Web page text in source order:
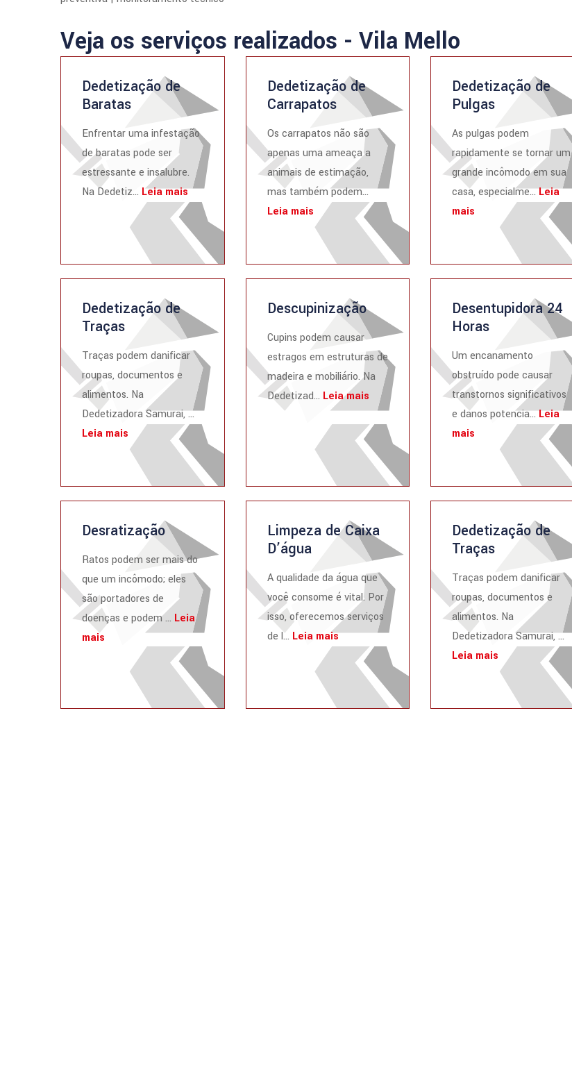
Veja os serviços realizados - Vila Mello
Dedetização de
Baratas
Enfrentar uma infestação
de baratas pode ser
estressante e insalubre.
Na Dedetiz... Leia mais
Dedetização de
Carrapatos
Os carrapatos não são
apenas uma ameaça a
animais de estimação,
mas também podem...
Leia mais
Dedetização de
Pulgas
As pulgas podem
rapidamente se tornar um
grande incômodo em sua
casa, especialme...Leia
mais
Dedetização de
Traças
Traças podem danificar
roupas, documentos e
alimentos. Na
Dedetizadora Samurai, ...
Leia mais
Descupinização
Cupins podem causar
estragos em estruturas de
madeira e mobiliário. Na
Dedetizad... Leia mais
Desentupidora 24
Horas
Um encanamento
obstruído pode causar
transtornos significativos
e danos potencia...Leia
mais
Desratização
Ratos podem ser mais do
que um incômodo; eles
são portadores de
doenças e podem ... Leia
mais
Limpeza de Caixa
D’água
A qualidade da água que
você consome é vital. Por
isso, oferecemos serviços
de l... Leia mais
Dedetização de
Traças
Traças podem danificar
roupas, documentos e
alimentos. Na
Dedetizadora Samurai, ...
Leia mais